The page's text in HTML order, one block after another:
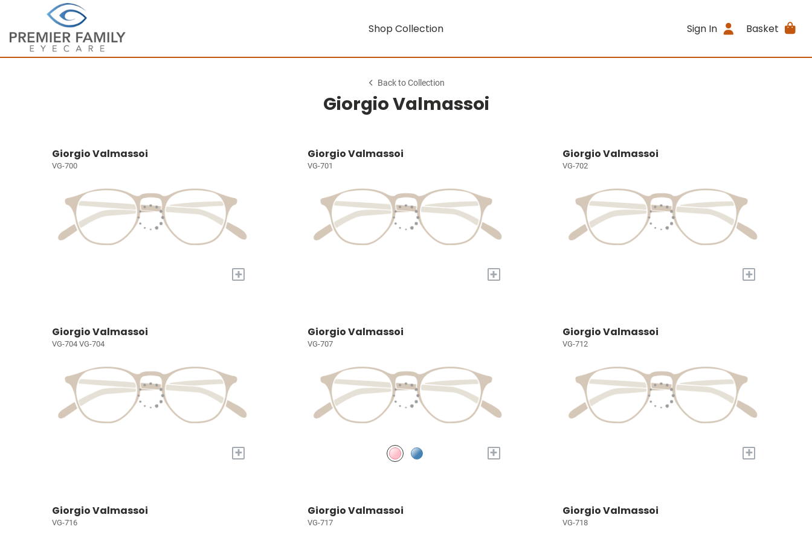
Shop Collection Sign In Basket
Back to Collection
Giorgio Valmassoi
Giorgio Valmassoi
VG-700
+
Giorgio Valmassoi
VG-701
+
Giorgio Valmassoi
VG-702
+
Giorgio Valmassoi
VG-704 VG-704
+
Giorgio Valmassoi
VG-707
+
Giorgio Valmassoi
VG-712
+
Giorgio Valmassoi
VG-716
Giorgio Valmassoi
VG-717
Giorgio Valmassoi
VG-718